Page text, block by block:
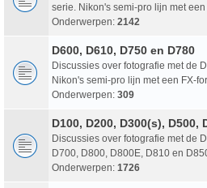
serie. Nikon's semi-pro lijn met een
Onderwerpen: 2142
D600, D610, D750 en D780
Discussies over fotografie met de
Nikon's semi-pro lijn met een FX-
Onderwerpen: 309
D100, D200, D300(s), D500,
Discussies over fotografie met de
D700, D800, D800E, D810 en
Onderwerpen: 1726